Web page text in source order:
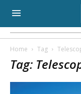
Home Tag
Tag: